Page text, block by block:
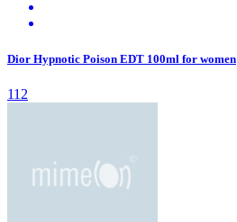
Dior Hypnotic Poison EDT 100ml for women
112